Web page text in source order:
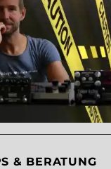
& BERATUNG